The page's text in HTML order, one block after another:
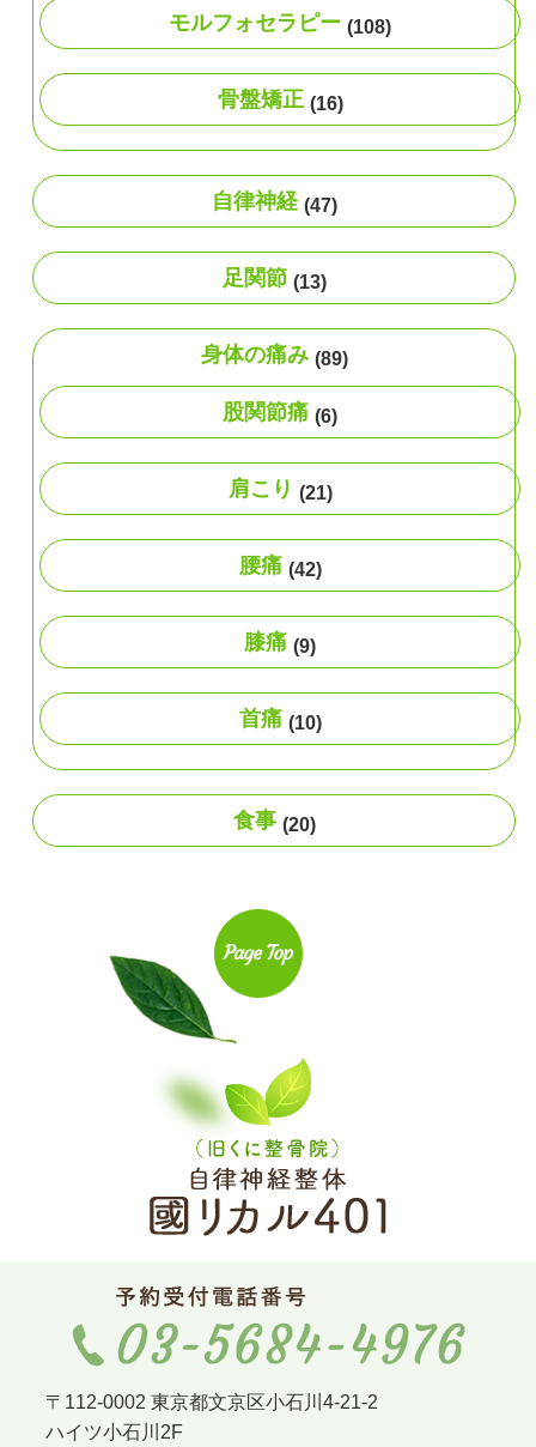
モルフォセラピー (108)
骨盤矯正 (16)
自律神経 (47)
足関節 (13)
身体の痛み (89)
股関節痛 (6)
肩こり (21)
腰痛 (42)
膝痛 (9)
首痛 (10)
食事 (20)
〒112-0002 東京都文京区小石川4-21-2
ハイツ小石川2F